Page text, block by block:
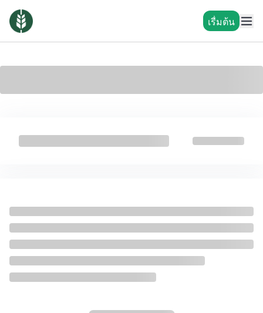
เรื่มต้น